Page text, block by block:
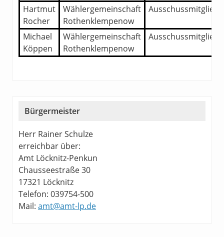
Hartmut
Rocher
Wählergemeinschaft
Rothenklempenow
Ausschussmitglied
Michael
Köppen
Wählergemeinschaft
Rothenklempenow
Ausschussmitglied
Bürgermeister
Herr Rainer Schulze
erreichbar über:
Amt Löcknitz-Penkun
Chausseestraße 30
17321 Löcknitz
Telefon: 039754-500
Mail: amt@amt-lp.de